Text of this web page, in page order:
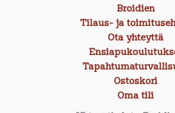
Broidien
Tilaus- ja
Ota yhteyttä
Ostoskori
Oma tili